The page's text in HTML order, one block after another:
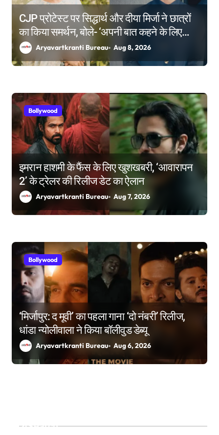
CJP प्रोटेस्ट पर सिद्धार्थ और दीया मिर्जा ने छात्रों
का किया समर्थन, बोले- ‘अपनी बात कहने के लिए
किसी की इजाजत जरूरी नहीं’
Aryavartkranti Bureau Aug 8, 2026
Bollywood
इमरान हाशमी के फैंस के लिए खुशखबरी, ‘आवारापन
2’ के ट्रेलर की रिलीज डेट का ऐलान
Aryavartkranti Bureau Aug 7, 2026
Bollywood
‘मिर्जापुर: द मूवी’ का पहला गाना ‘दो नंबरी’ रिलीज,
धांडा न्योलीवाला ने किया बॉलीवुड डेब्यू
Aryavartkranti Bureau Aug 6, 2026
Search